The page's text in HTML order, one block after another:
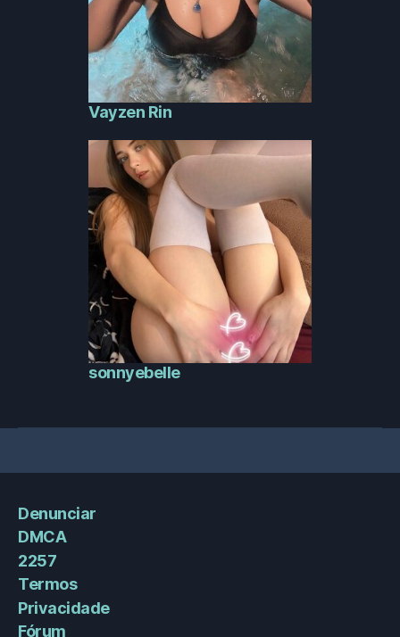
Vayzen Rin
sonnyebelle
Denunciar
DMCA
2257
Termos
Privacidade
Fórum